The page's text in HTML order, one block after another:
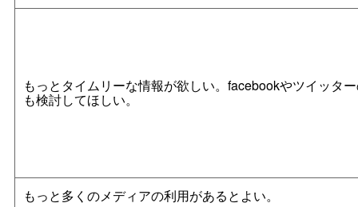
もっとタイムリーな情報が欲しい。facebookやツイッタ
も検討してほしい。
もっと多くのメディアの利用があるとよい。